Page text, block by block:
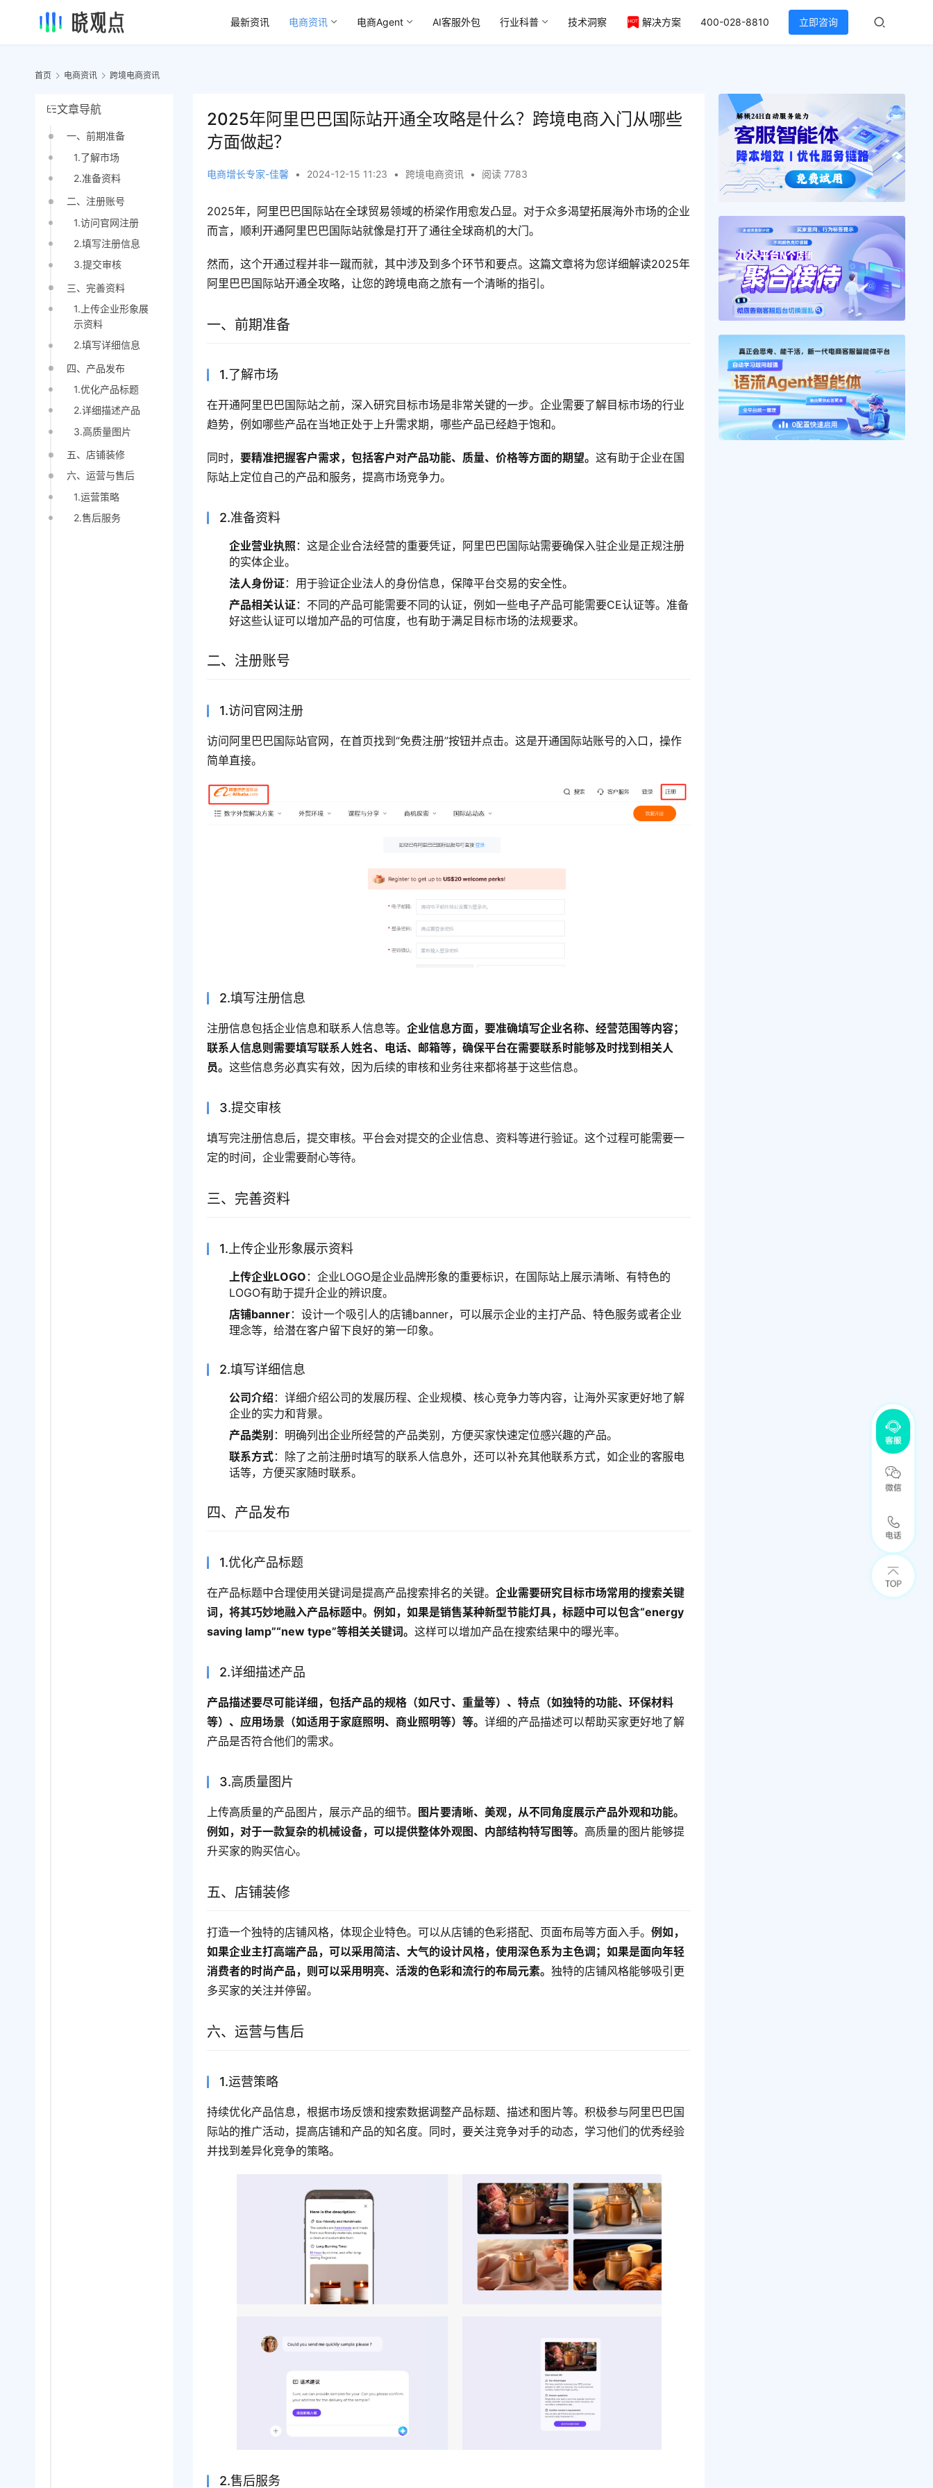
最新资讯 电商资讯 电商Agent AI客服外包 行业科普 技术洞察 解决方案 400-028-8810 立即咨询
首页 电商资讯 跨境电商资讯
文章导航
一、前期准备
1.了解市场
2.准备资料
二、注册账号
1.访问官网注册
2.填写注册信息
3.提交审核
三、完善资料
1.上传企业形象展
示资料
2.填写详细信息
四、产品发布
1.优化产品标题
2.详细描述产品
3.高质量图片
五、店铺装修
六、运营与售后
1.运营策略
2.售后服务
2025年阿里巴巴国际站开通全攻略是什么？跨境电商入门从哪些
方面做起？
电商增长专家-佳馨 • 2024-12-15 11:23 • 跨境电商资讯 • 阅读 7783
2025年，阿里巴巴国际站在全球贸易领域的桥梁作用愈发凸显。对于众多渴望拓展海外市场的企业
而言，顺利开通阿里巴巴国际站就像是打开了通往全球商机的大门。
然而，这个开通过程并非一蹴而就，其中涉及到多个环节和要点。这篇文章将为您详细解读2025年
阿里巴巴国际站开通全攻略，让您的跨境电商之旅有一个清晰的指引。
一、前期准备
1.了解市场
在开通阿里巴巴国际站之前，深入研究目标市场是非常关键的一步。企业需要了解目标市场的行业
趋势，例如哪些产品在当地正处于上升需求期，哪些产品已经趋于饱和。
同时，要精准把握客户需求，包括客户对产品功能、质量、价格等方面的期望。这有助于企业在国
际站上定位自己的产品和服务，提高市场竞争力。
2.准备资料
企业营业执照 ：这是企业合法经营的重要凭证，阿里巴巴国际站需要确保入驻企业是正规注册
的实体企业。
法人身份证：用于验证企业法人的身份信息，保障平台交易的安全性。
产品相关认证：不同的产品可能需要不同的认证，例如一些电子产品可能需要CE认证等。准备
好这些认证可以增加产品的可信度，也有助于满足目标市场的法规要求。
二、注册账号
1.访问官网注册
访问阿里巴巴国际站官网，在首页找到“免费注册”按钮并点击。这是开通国际站账号的入口，操作
简单直接。
2.填写注册信息
注册信息包括企业信息和联系人信息等。企业信息方面，要准确填写企业名称、经营范围等内容；
联系人信息则需要填写联系人姓名、电话、邮箱等，确保平台在需要联系时能够及时找到相关人
员。这些信息务必真实有效，因为后续的审核和业务往来都将基于这些信息。
3.提交审核
填写完注册信息后，提交审核。平台会对提交的企业信息、资料等进行验证。这个过程可能需要一
定的时间，企业需要耐心等待。
三、完善资料
1.上传企业形象展示资料
上传企业LOGO ：企业LOGO是企业品牌形象的重要标识，在国际站上展示清晰、有特色的
LOGO有助于提升企业的辨识度。
店铺banner：设计一个吸引人的店铺banner，可以展示企业的主打产品、特色服务或者企业
理念等，给潜在客户留下良好的第一印象。
2.填写详细信息
公司介绍 ：详细介绍公司的发展历程、企业规模、核心竞争力等内容，让海外买家更好地了解
企业的实力和背景。
产品类别 ：明确列出企业所经营的产品类别，方便买家快速定位感兴趣的产品。
联系方式：除了之前注册时填写的联系人信息外，还可以补充其他联系方式，如企业的客服电
话等，方便买家随时联系。
四、产品发布
1.优化产品标题
在产品标题中合理使用关键词是提高产品搜索排名的关键。企业需要研究目标市场常用的搜索关键
词，将其巧妙地融入产品标题中。例如，如果是销售某种新型节能灯具，标题中可以包含“energy
saving lamp”“new type”等相关关键词。这样可以增加产品在搜索结果中的曝光率。
2.详细描述产品
产品描述要尽可能详细，包括产品的规格（如尺寸、重量等）、特点（如独特的功能、环保材料
等）、应用场景（如适用于家庭照明、商业照明等）等。详细的产品描述可以帮助买家更好地了解
产品是否符合他们的需求。
3.高质量图片
上传高质量的产品图片，展示产品的细节。
图片要清晰、美观，从不同角度展示产品外观和功能。
例如，对于一款复杂的机械设备，可以提供整体外观图、内部结构特写图等。 高质量的图片能够提
升买家的购买信心。
五、店铺装修
打造一个独特的店铺风格，体现企业特色。可以从店铺的色彩搭配、页面布局等方面入手。例如，
如果企业主打高端产品，可以采用简洁、大气的设计风格，使用深色系为主色调；如果是面向年轻
消费者的时尚产品，则可以采用明亮、活泼的色彩和流行的布局元素。独特的店铺风格能够吸引更
多买家的关注并停留。
六、运营与售后
1.运营策略
持续优化产品信息，根据市场反馈和搜索数据调整产品标题、描述和图片等。积极参与阿里巴巴国
际站的推广活动，提高店铺和产品的知名度。同时，要关注竞争对手的动态，学习他们的优秀经验
并找到差异化竞争的策略。
2.售后服务